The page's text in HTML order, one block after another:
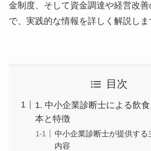
金制度、そして資金調達や経営改善
で、実践的な情報を詳しく解説しま
目次
1. 中小企業診断士による飲
本と特徴
中小企業診断士が提供する
内容